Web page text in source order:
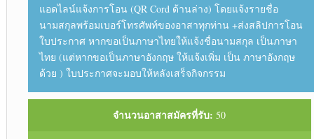
แอดไลน์แจ้งการโอน (QR Cord ด้านล่าง) โดยแจ้งรายชื่อ
นามสกุลพร้อมเบอร์โทรศัพท์ของอาสาทุกท่าน +ส่งสลิปการโอน
ใบประกาศ หากขอเป็นภาษาไทยให้แจ้งชื่อนามสกุล เป็นภาษา
ไทย (แต่หากขอเป็นภาษาอังกฤษ ให้แจ้งเพิ่ม เป็น ภาษาอังกฤษ
ด้วย ) ใบประกาศจะมอบให้หลังเสร็จกิจกรรม
จำนวนอาสาสมัครที่รับ: 50